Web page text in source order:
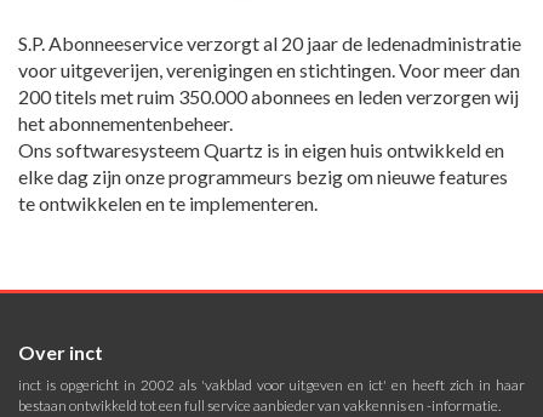
S.P. Abonneeservice verzorgt al 20 jaar de ledenadministratie
voor uitgeverijen, verenigingen en stichtingen. Voor meer dan
200 titels met ruim 350.000 abonnees en leden verzorgen wij
het abonnementenbeheer.
Ons softwaresysteem Quartz is in eigen huis ontwikkeld en
elke dag zijn onze programmeurs bezig om nieuwe features
te ontwikkelen en te implementeren.
Over inct
inct is opgericht in 2002 als 'vakblad voor uitgeven en ict' en heeft zich in haar
bestaan ontwikkeld tot een full service aanbieder van vakkennis en -informatie.